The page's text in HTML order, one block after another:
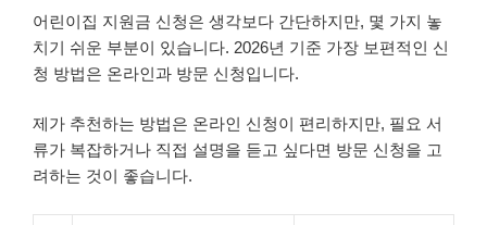
어린이집 지원금 신청은 생각보다 간단하지만, 몇 가지 놓
치기 쉬운 부분이 있습니다. 2026년 기준 가장 보편적인 신
청 방법은 온라인과 방문 신청입니다.
제가 추천하는 방법은 온라인 신청이 편리하지만, 필요 서
류가 복잡하거나 직접 설명을 듣고 싶다면 방문 신청을 고
려하는 것이 좋습니다.